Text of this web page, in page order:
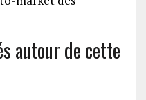
autour de cette